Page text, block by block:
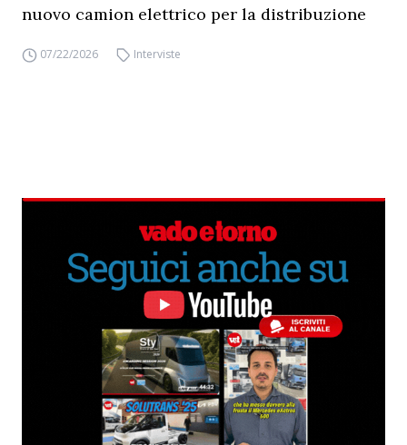
nuovo camion elettrico per la distribuzione
07/22/2026 Interviste